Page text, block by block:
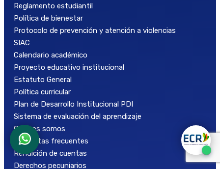
Reglamento estudiantil
Política de bienestar
Protocolo de prevención y atención a violencias
SIAC
Calendario académico
Proyecto educativo institucional
Estatuto General
Política curricular
Plan de Desarrollo Institucional PDI
Sistema de evaluación del aprendizaje
Quiénes somos
Preguntas frecuentes
Rendición de cuentas
Derechos pecuniarios